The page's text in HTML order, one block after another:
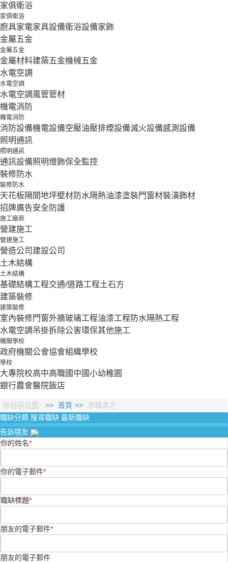
家俱衛浴
家俱衛浴
廚具家電家具設備衛浴設備家飾
金屬五金
金屬五金
金屬材料建築五金機械五金
水電空調
水電空調
水電空調風管管材
機電消防
機電消防
消防設備機電設備空壓油壓排煙設備滅火設備感測設備
照明通訊
照明通訊
通訊設備照明燈飾保全監控
裝修防水
裝修防水
天花板隔間地坪壁材防水隔熱油漆塗裝門窗材裝潢飾材
招牌廣告安全防護
施工廠商
營建施工
營建施工
營造公司 建設公司
土木結構
土木結構
基礎結構工程交通/道路工程土石方
建築裝修
建築裝修
室內裝修門窗外牆玻璃工程油漆工程 防水隔熱工程
水電空調 吊掛拆除公害環保其他施工
機關學校
政府機關公會協會組織學校
學校
大專院校高中高職國中 國小幼稚園
銀行農會醫院飯店
你目前位置: 首頁
求職求才
職缺分類 搜尋職缺 最新職缺
告訴朋友
你的姓名*
你的電子郵件*
職缺標題*
朋友的電子郵件*
朋友的電子郵件